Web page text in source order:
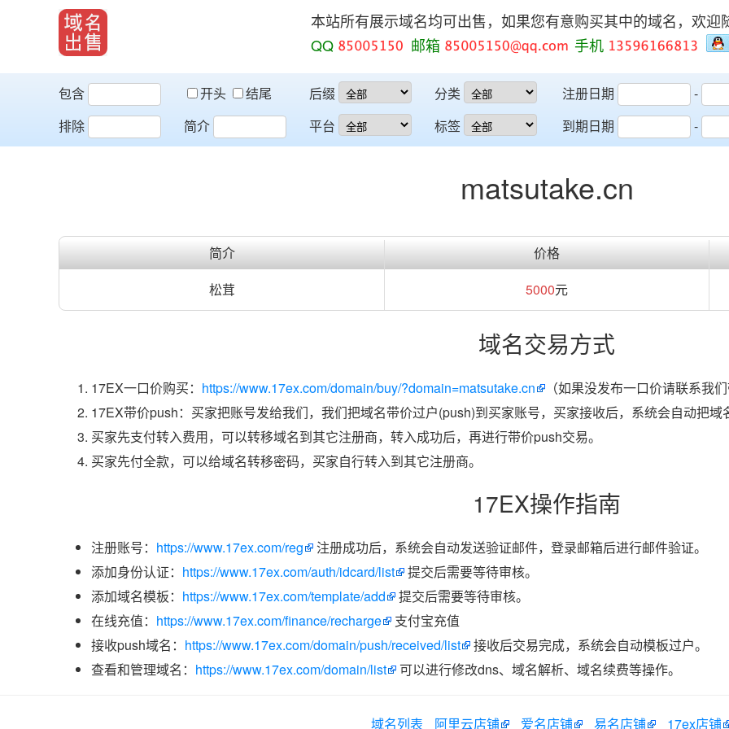
本站所有展示域名均可出售，如果您有意购买其中的域名，欢迎
QQ
邮箱 手机
包含 开头
结尾
排除
简介
后缀
平台
分类
标签
注册日期
-
到期日期
-
matsutake.cn
简介 价格
松茸
5000元
域名交易方式
17EX一口价购买： https://www.17ex.com/domain/buy/?domain=matsutake.cn
（如果没发布一口价请联系我们
17EX带价push：买家把账号发给我们，我们把域名带价过户(push)到买家账号，买家接收后，系统会自动把域
买家先支付转入费用，可以转移域名到其它注册商，转入成功后，再进行带价push交易。
买家先付全款，可以给域名转移密码，买家自行转入到其它注册商。
17EX操作指南
注册账号： https://www.17ex.com/reg
注册成功后，系统会自动发送验证邮件，登录邮箱后进行邮件验证。
添加身份认证： https://www.17ex.com/auth/idcard/list
提交后需要等待审核。
添加域名模板： https://www.17ex.com/template/add
提交后需要等待审核。
在线充值： https://www.17ex.com/finance/recharge
支付宝充值
接收push域名： https://www.17ex.com/domain/push/received/list
接收后交易完成，系统会自动模板过户。
查看和管理域名： https://www.17ex.com/domain/list 可以进行修改dns、域名解析、域名续费等操作。
域名列表 阿里云店铺 爱名店铺 易名店铺 17ex店铺